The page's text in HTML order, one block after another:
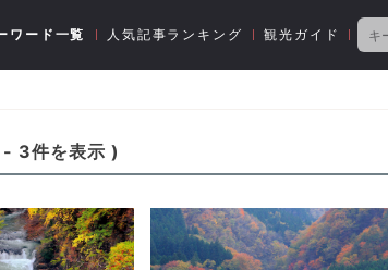
ワード一覧 人気記事ランキング 観光ガイド
- 3件を表示 )